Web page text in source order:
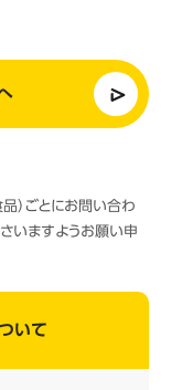
品）ごとにお問い合わ
いますようお願い申
いて